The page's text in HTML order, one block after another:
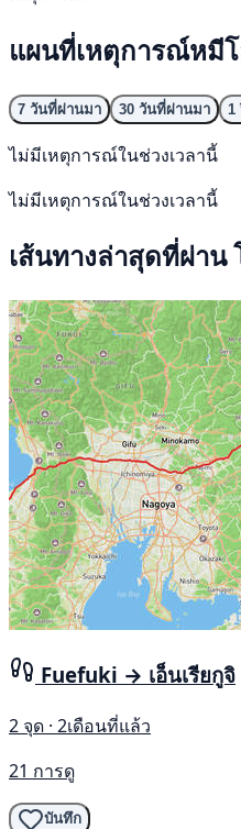
แผนที่เหตุการณ์หมีโ
7 วันที่ผ่านมา 30 วันที่ผ่านมา 1
ไม่มีเหตุการณ์ในช่วงเวลานี้
ไม่มีเหตุการณ์ในช่วงเวลานี้
เส้นทางล่าสุดที่ผ่าน
Fuefuki → เอ็นเรียกูจิ
2 จุด · 2เดือนที่แล้ว
21 การดู
บันทึก